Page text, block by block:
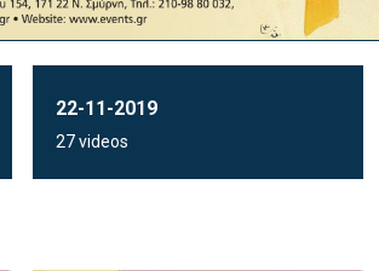
22-11-2019
27 videos